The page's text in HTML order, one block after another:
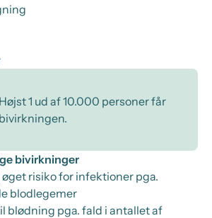
Højst 1 ud af 10.000 personer får
bivirkningen.
bivirkninger
risiko for infektioner pga.
blodlegemer
blødning pga. fald i antallet af